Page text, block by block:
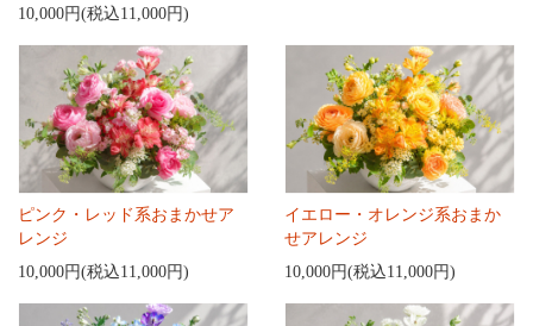
10,000円(税込11,000円)
ピンク・レッド系おまかせア
レンジ
10,000円(税込11,000円)
イエロー・オレンジ系おまか
せアレンジ
10,000円(税込11,000円)